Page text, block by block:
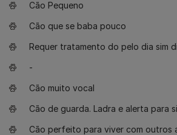
Cão Pequeno
Cão que se baba pouco
Requer tratamento do pelo dia sim
-
Cão muito vocal
Cão de guarda. Ladra e alerta para
Cão perfeito para viver com outros